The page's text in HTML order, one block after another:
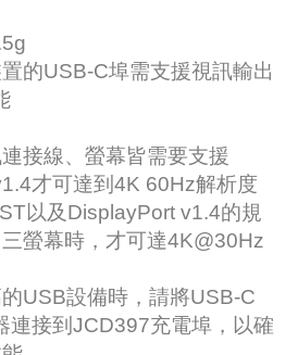
的USB-C埠需支援視訊輸出
接線、螢幕皆需要支援
才可達到4K 60Hz解析度
以及DisplayPort v1.4的規
螢幕時，才可達4K@30Hz
USB設備時，請將USB-C
連接到JCD397充電埠，以確